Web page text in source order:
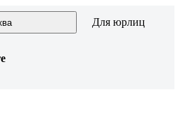
Для юрлиц